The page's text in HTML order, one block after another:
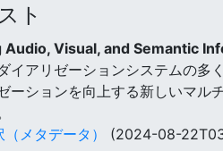
ト
Visual, and Semantic
イアリゼーションシステムの多
ーションを向上する新しいマル
メタデータ）
(2024-08-